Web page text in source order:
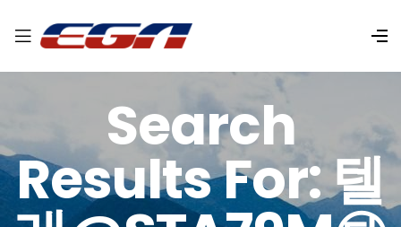
Search
Results For: 텔